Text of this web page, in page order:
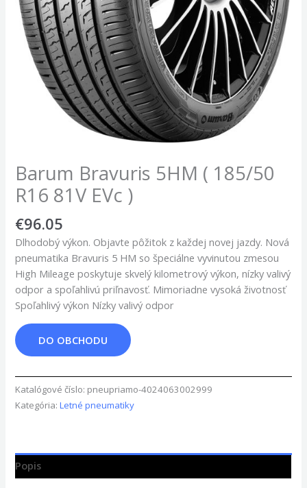
Barum Bravuris 5HM ( 185/50
R16 81V EVc )
€96.05
Dlhodobý výkon. Objavte pôžitok z každej novej jazdy. Nová
pneumatika Bravuris 5 HM so špeciálne vyvinutou zmesou
High Mileage poskytuje skvelý kilometrový výkon, nízky valivý
odpor a spoľahlivú priľnavosť. Mimoriadne vysoká životnosť
Spoľahlivý výkon Nízky valivý odpor
DO OBCHODU
Katalógové číslo: pneupriamo-4024063002999
Kategória:Letné pneumatiky
Popis